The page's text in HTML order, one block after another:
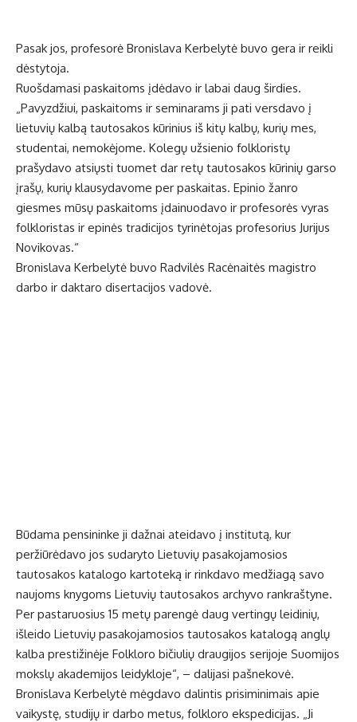
Pasak jos, profesorė Bronislava Kerbelytė buvo gera ir reikli
dėstytoja.
Ruošdamasi paskaitoms įdėdavo ir labai daug širdies.
„Pavyzdžiui, paskaitoms ir seminarams ji pati versdavo į
lietuvių kalbą tautosakos kūrinius iš kitų kalbų, kurių mes,
studentai, nemokėjome. Kolegų užsienio folkloristų
prašydavo atsiųsti tuomet dar retų tautosakos kūrinių garso
įrašų, kurių klausydavome per paskaitas. Epinio žanro
giesmes mūsų paskaitoms įdainuodavo ir profesorės vyras
folkloristas ir epinės tradicijos tyrinėtojas profesorius Jurijus
Novikovas.“
Bronislava Kerbelytė buvo Radvilės Racėnaitės magistro
darbo ir daktaro disertacijos vadovė.
Būdama pensininke ji dažnai ateidavo į institutą, kur
peržiūrėdavo jos sudaryto Lietuvių pasakojamosios
tautosakos katalogo kartoteką ir rinkdavo medžiagą savo
naujoms knygoms Lietuvių tautosakos archyvo rankraštyne.
Per pastaruosius 15 metų parengė daug vertingų leidinių,
išleido Lietuvių pasakojamosios tautosakos katalogą anglų
kalba prestižinėje Folkloro bičiulių draugijos serijoje Suomijos
mokslų akademijos leidykloje“, – dalijasi pašnekovė.
Bronislava Kerbelytė mėgdavo dalintis prisiminimais apie
vaikystę, studijų ir darbo metus, folkloro ekspedicijas. „Ji